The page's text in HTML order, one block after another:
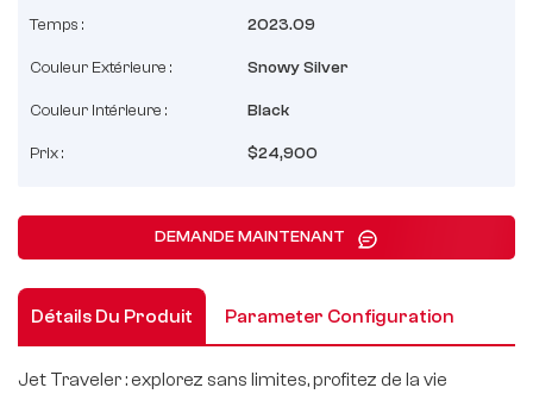
Temps :
2023.09
Couleur Extérieure : Snowy Silver
Couleur Intérieure : Black
Prix : $24,900
DEMANDE MAINTENANT
Détails Du Produit Parameter Configuration
Jet Traveler : explorez sans limites, profitez de la vie